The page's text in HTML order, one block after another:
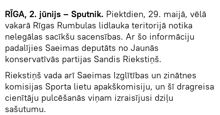
RĪGA, 2. jūnijs – Sputnik. Piektdien, 29. maijā, vēlā
vakarā Rīgas Rumbulas lidlauka teritorijā notika
nelegālas sacīkšu sacensības. Ar šo informāciju
padalījies Saeimas deputāts no Jaunās
konservatīvās partijas Sandis Riekstiņš.
Riekstiņš vada arī Saeimas Izglītības un zinātnes
komisijas Sporta lietu apakškomisiju, un šī dragreisa
cienītāju pulcēšanās viņam izraisījusi dziļu
sašutumu.